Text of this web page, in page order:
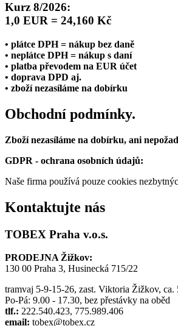
Kurz 8/2026:
1,0 EUR = 24,160 Kč
• plátce DPH = nákup bez daně
• neplátce DPH = nákup s daní
• platba převodem na EUR účet
• doprava DPD aj.
• zboží nezasíláme na dobírku
Obchodní podmínky.
Zboží nezasíláme na dobírku, ani
GDPR - ochrana osobních údajů:
Naše firma používá pouze cookies
Kontaktujte nás
TOBEX Praha v.o.s.
PRODEJNA Žižkov:
130 00 Praha 3, Husinecká 715/22
tramvaj 5-9-15-26, zast. Viktoria Žižkov, ca.
Po-Pá: 9.00 - 17.30, bez přestávky na oběd
tlf.: 222.540.423, 775.989.406
email: tobex@tobex.cz